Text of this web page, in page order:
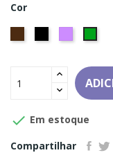
Cor
 Em estoque
Compartilhar